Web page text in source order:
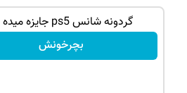
گردونه شانس ps5 جایزه میده 🔥
بچرخونش